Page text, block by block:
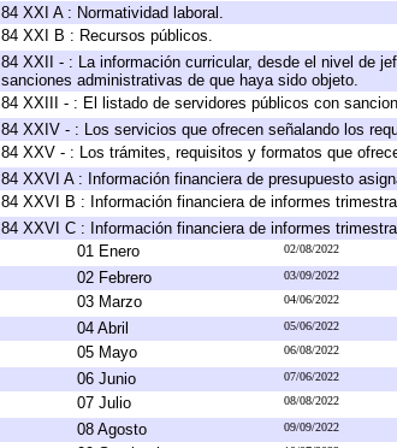
84 XXI A : Normatividad laboral.
84 XXI B : Recursos públicos.
84 XXII - : La información curricular, desde el nivel de
sanciones administrativas de que haya sido objeto.
84 XXIII - : El listado de servidores públicos con
84 XXIV - : Los servicios que ofrecen señalando los
84 XXV - : Los trámites, requisitos y formatos que
84 XXVI A : Información financiera de presupuesto
84 XXVI B : Información financiera de informes
84 XXVI C : Información financiera de informes
01 Enero
02/08/2022
02 Febrero 03/09/2022
03 Marzo 04/06/2022
04 Abril 05/06/2022
05 Mayo 06/08/2022
06 Junio 07/06/2022
07 Julio 08/08/2022
08 Agosto 09/09/2022